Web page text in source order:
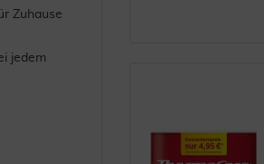
Zuhause
jedem